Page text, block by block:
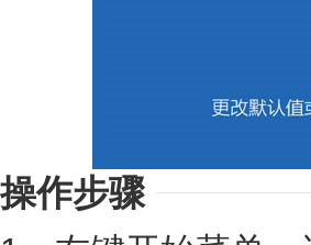
操作步骤